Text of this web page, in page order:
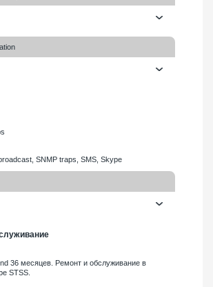
SNMP traps, SMS, Skype
36 месяцев. Ремонт и обслуживание в
STSS.